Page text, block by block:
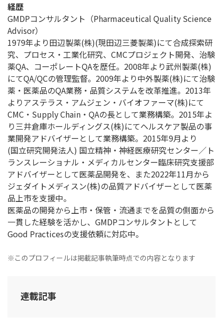
経歴
GMDPコンサルタント（Pharmaceutical Quality Science
Advisor）
1979年より田辺製薬(株)(現田辺三菱製薬)にて合成探索研
究、プロセス・工業化研究、CMCプロジェクト開発、治験
薬QA、コーポレートQAを歴任。2008年より武州製薬(株)
にてQA/QCの管理監督。2009年より中外製薬(株)にて治験
薬・医薬品のQA業務・品質システムを改革推進。2013年
よりアステラス・アムジェン・バイオファーマ(株)にて
CMC・Supply Chain・QAの長として業務構築。2015年よ
り三井倉庫ホールディングス(株)にてヘルスケア製品の事
業開発アドバイザーとして業務構築。2015年9月より
(国立研究開発法人) 国立精神・神経医療研究センター／ト
ランスレーショナル・メディカルセンター臨床研究支援部
アドバイザーとして医薬品開発を、また2022年11月から
ジェダイトメディスン(株)の品質アドバイザーとして医薬
品上市を支援中。
医薬品の開発から上市・保管・流通までを品質の側面から
一貫した経験を活かし、GMDPコンサルタントとして
Good Practicesの支援依頼に対応中。
※このプロフィールは掲載記事執筆時点での内容となります
連載記事